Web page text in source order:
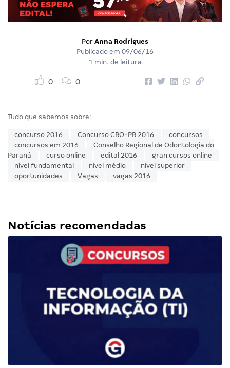
Por Anna Rodrigues
Publicado em 09/06/16
1 min. de leitura
0 0
Tudo que sabemos sobre:
concurso 2016 Concurso CRO-PR 2016
concursos
concursos em 2016
Conselho Regional de Odontologia do
Paraná
curso online edital 2016
gran cursos online
nível fundamental
nível médio
nível superior
oportunidades
Vagas vagas 2016
Notícias recomendadas